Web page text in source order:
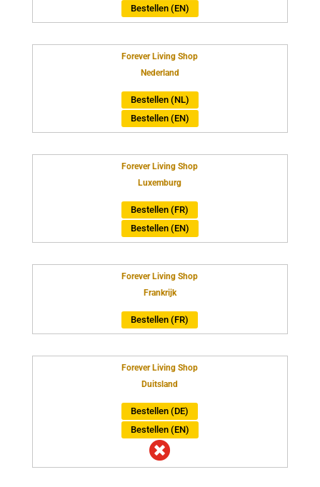
Bestellen (EN)
Forever Living Shop
Nederland
Bestellen (NL)
Bestellen (EN)
Forever Living Shop
Luxemburg
Bestellen (FR)
Bestellen (EN)
Forever Living Shop
Frankrijk
Bestellen (FR)
Forever Living Shop
Duitsland
Bestellen (DE)
Bestellen (EN)
